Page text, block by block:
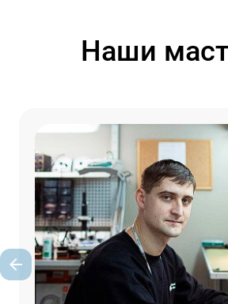
Наши